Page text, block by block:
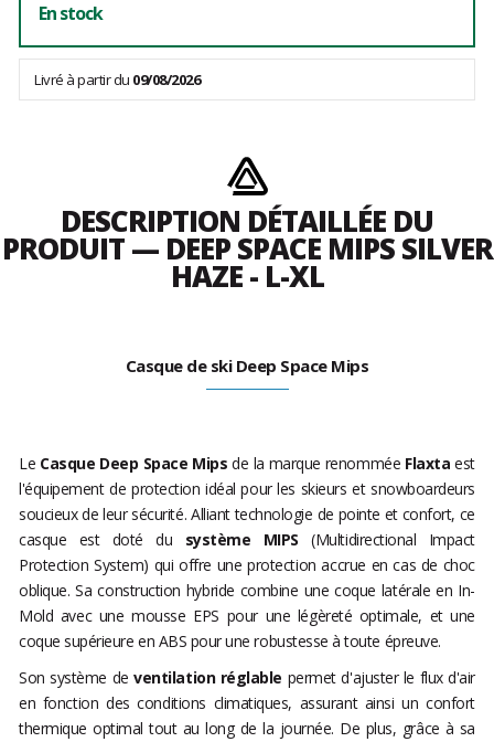
En stock
Livré à partir du 09/08/2026
DESCRIPTION DÉTAILLÉE DU
PRODUIT — DEEP SPACE MIPS SILVER
HAZE - L-XL
Casque de ski Deep Space Mips
Le Casque Deep Space Mips de la marque renommée Flaxta est
l'équipement de protection idéal pour les skieurs et snowboardeurs
soucieux de leur sécurité. Alliant technologie de pointe et confort, ce
casque est doté du système MIPS(Multidirectional Impact
Protection System) qui offre une protection accrue en cas de choc
oblique. Sa construction hybride combine une coque latérale en In-
Mold avec une mousse EPS pour une légèreté optimale, et une
coque supérieure en ABS pour une robustesse à toute épreuve.
Son système deventilation réglable permet d'ajuster le flux d'air
en fonction des conditions climatiques, assurant ainsi un confort
thermique optimal tout au long de la journée. De plus, grâce à sa